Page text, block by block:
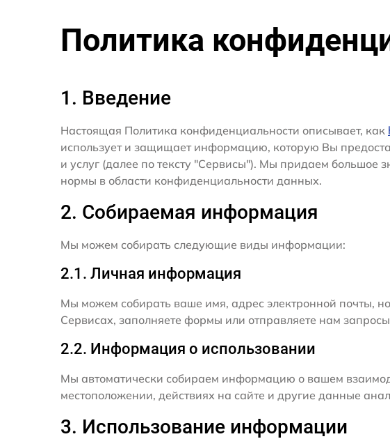
Политика
1. Введение
Настоящая Политика конфиденциальности описывает, как
использует и защищает информацию, которую Вы
и услуг (далее по тексту "Сервисы"). Мы придаем
нормы в области конфиденциальности данных.
2. Собираемая информация
Мы можем собирать следующие виды информации:
2.1. Личная информация
Мы можем собирать ваше имя, адрес электронной почты,
Сервисах, заполняете формы или отправляете нам
2.2. Информация о использовании
Мы автоматически собираем информацию о вашем
местоположении, действиях на сайте и другие данные
3. Использование информации